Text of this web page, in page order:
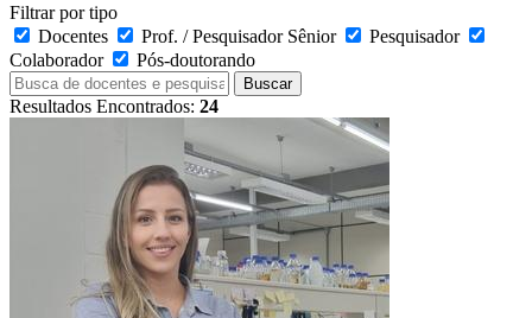
Filtrar por tipo
Docentes
Prof. / Pesquisador Sênior
Pesquisador
Colaborador
Pós-doutorando
Buscar
Resultados Encontrados: 24